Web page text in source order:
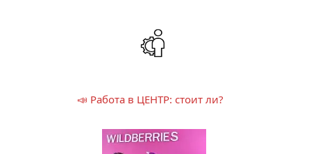
📣 Работа в ЦЕНТР: стоит ли?